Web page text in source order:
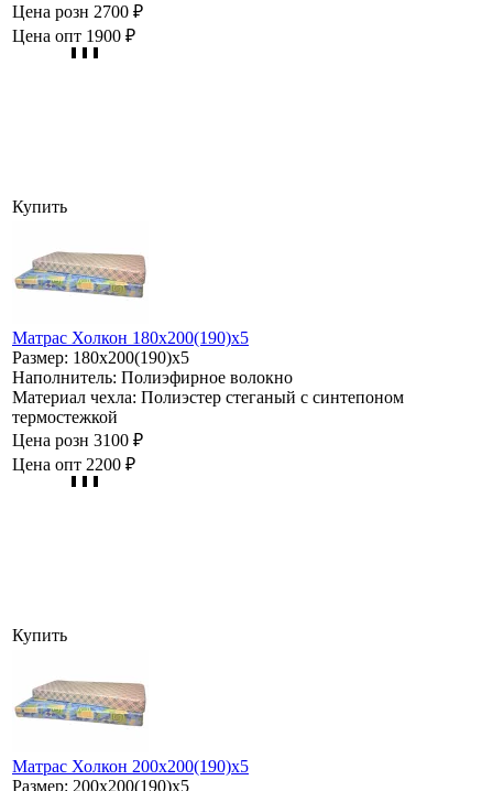
Цена розн 2700 ₽
Цена опт 1900 ₽
Купить
Матрас Холкон 180х200(190)х5
Размер: 180х200(190)х5
Наполнитель: Полиэфирное волокно
Материал чехла: Полиэстер стеганый с синтепоном
термостежкой
Цена розн 3100 ₽
Цена опт 2200 ₽
Купить
Матрас Холкон 200х200(190)х5
Размер: 200х200(190)х5